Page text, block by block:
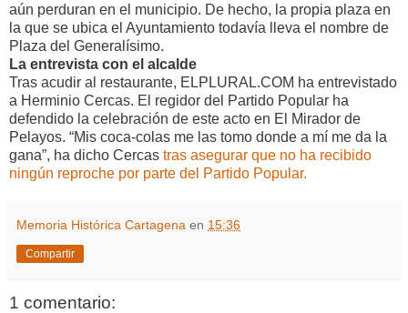
aún perduran en el municipio. De hecho, la propia plaza en
la que se ubica el Ayuntamiento todavía lleva el nombre de
Plaza del Generalísimo.
La entrevista con el alcalde
Tras acudir al restaurante, ELPLURAL.COM ha entrevistado
a Herminio Cercas. El regidor del Partido Popular ha
defendido la celebración de este acto en El Mirador de
Pelayos. “Mis coca-colas me las tomo donde a mí me da la
gana”, ha dicho Cercas tras asegurar que no ha recibido
ningún reproche por parte del Partido Popular.
Memoria Histórica Cartagena en 15:36
Compartir
1 comentario: